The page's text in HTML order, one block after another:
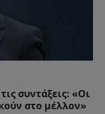
συντάξεις: «Οι
στο μέλλον»